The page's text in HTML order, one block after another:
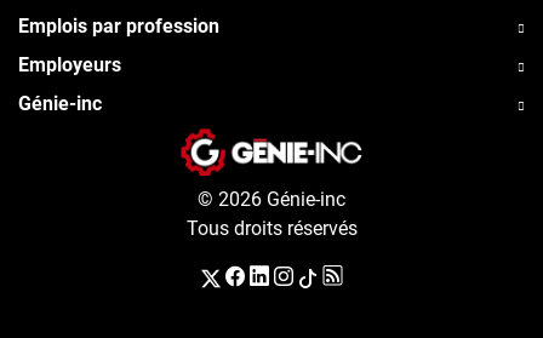
Emplois par profession
Employeurs
Génie-inc
© 2026 Génie-inc
Tous droits réservés